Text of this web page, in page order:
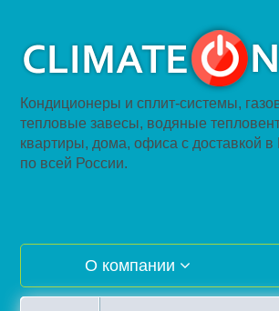
Кондиционеры и сплит-системы,
тепловые завесы, водяные
квартиры, дома, офиса с доставкой в
по всей России.
О компании